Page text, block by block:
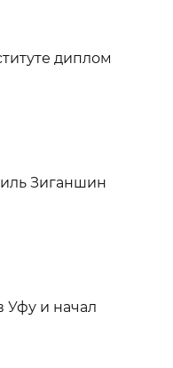
диплом
Зиганшин
Уфу и начал